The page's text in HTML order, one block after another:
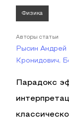
Физика
Авторы статьи
Рысин Андрей
Кронидович,
Парадокс